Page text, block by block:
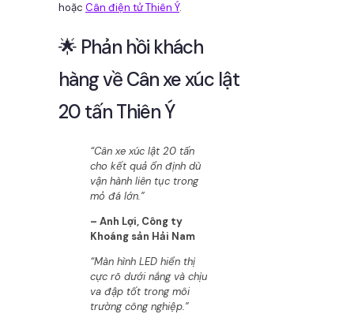
hoặc Cân điện tử Thiên Ý.
🌟 Phản hồi khách
hàng về Cân xe xúc lật
20 tấn Thiên Ý
“Cân xe xúc lật 20 tấn
cho kết quả ổn định dù
vận hành liên tục trong
mỏ đá lớn.”
– Anh Lợi, Công ty
Khoáng sản Hải Nam
“Màn hình LED hiển thị
cực rõ dưới nắng và chịu
va đập tốt trong môi
trường công nghiệp.”